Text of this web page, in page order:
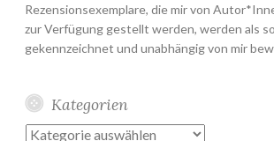
Rezensionsexemplare, die mir von
zur Verfügung gestellt werden, werden als
gekennzeichnet und unabhängig von mir
Kategorien
Kategorien